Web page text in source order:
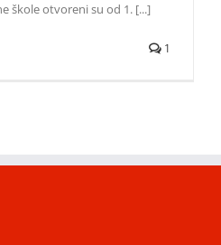
škole otvoreni su od 1. [...]
1